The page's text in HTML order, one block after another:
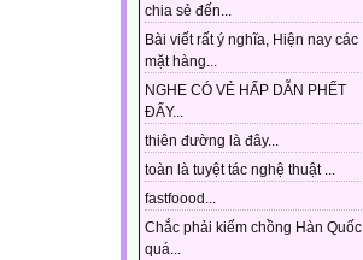
chia sẻ đến...
Bài viết rất ý nghĩa, Hiện nay các
mặt hàng...
NGHE CÓ VẺ HẤP DẪN PHẾT
ĐẤY...
thiên đường là đây...
toàn là tuyệt tác nghệ thuật ...
fastfoood...
Chắc phải kiếm chồng Hàn Quốc
quá...